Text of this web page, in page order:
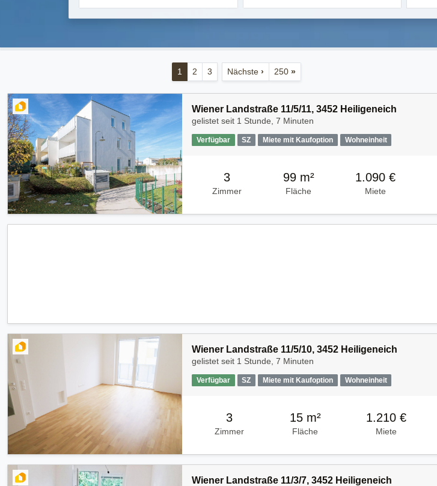
1 2 3 Nächste› 250»
Wiener Landstraße 11/5/11, 3452 Heiligeneich
gelistet seit 1 Stunde, 7 Minuten
Verfügbar SZ Miete mit Kaufoption Wohneinheit
3
Zimmer
99 m²
Fläche
1.090 €
Miete
Wiener Landstraße 11/5/10, 3452 Heiligeneich
gelistet seit 1 Stunde, 7 Minuten
Verfügbar SZ Miete mit Kaufoption Wohneinheit
3
Zimmer
15 m²
Fläche
1.210 €
Miete
Wiener Landstraße 11/3/7, 3452 Heiligeneich